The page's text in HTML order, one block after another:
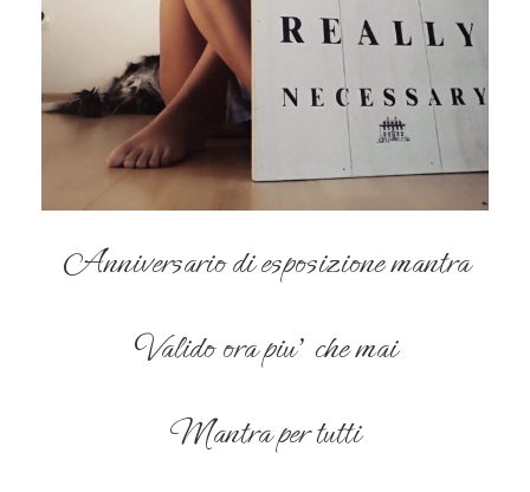
Anniversario di esposizione mantra
Valido ora piu’ che mai
Mantra per tutti